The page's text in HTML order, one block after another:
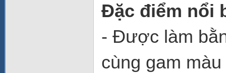
Đặc điểm nổi
- Được làm
cùng gam